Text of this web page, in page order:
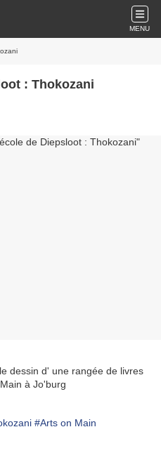
MENU
: Thokozani
dessin d' une rangée de livres
à Jo'burg
#Arts on Main